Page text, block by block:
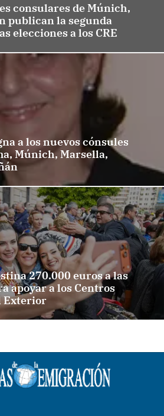
consulares de Múnich,
publican la segunda
elecciones a los CRE
a los nuevos cónsules
Múnich, Marsella,
270.000 euros a las
apoyar a los Centros
Exterior